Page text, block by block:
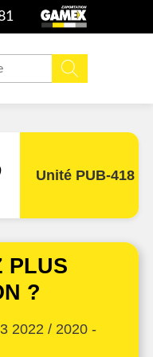
Unité PUB-418
PLUS
?
2022 / 2020 -